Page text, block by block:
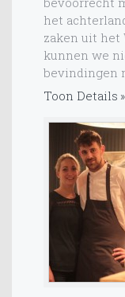
het
zaken uit het
kunnen we
bevindingen
Toon Details